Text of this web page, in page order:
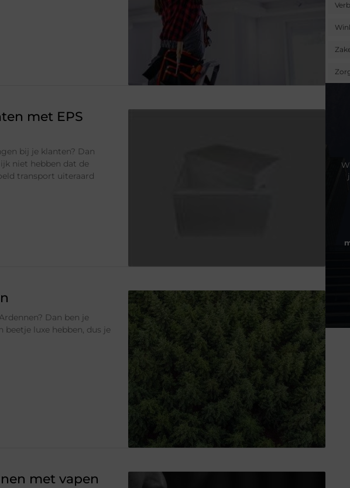
met EPS
bij je klanten? Dan
niet hebben dat de
transport uiteraard
Dan ben je
beetje luxe hebben, dus je
met vapen